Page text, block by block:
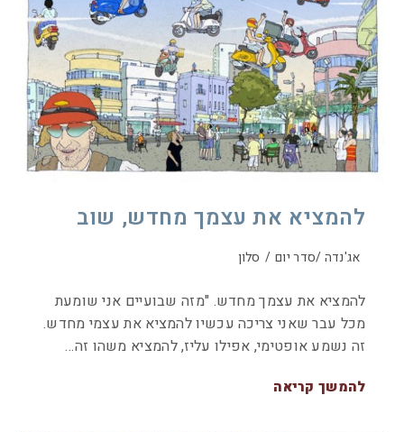
להמציא את עצמך מחדש, שוב
אג'נדה /סדר יום / סלון
להמציא את עצמך מחדש. "מזה שבועיים אני שומעת
מכל עבר שאני צריכה עכשיו להמציא את עצמי מחדש.
זה נשמע אופטימי, אפילו עליז, להמציא משהו זה…
להמשך קריאה